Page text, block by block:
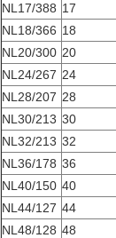
NL17/388 17
NL18/366 18
NL20/300 20
NL24/267 24
NL28/207 28
NL30/213 30
NL32/213 32
NL36/178 36
NL40/150 40
NL44/127 44
NL48/128 48